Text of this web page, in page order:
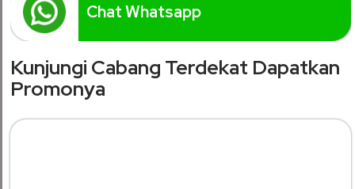
Chat Whatsapp
Kunjungi Cabang Terdekat Dapatkan
Promonya